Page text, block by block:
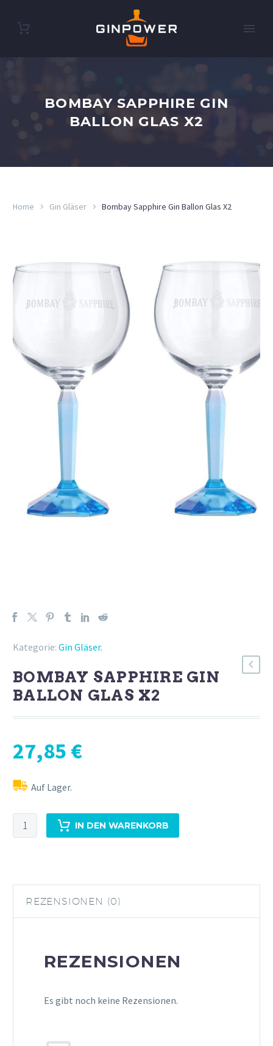
BOMBAY SAPPHIRE GIN
BALLON GLAS X2
Home Gin Gläser Bombay Sapphire Gin Ballon Glas X2
Kategorie: Gin Gläser.
BOMBAY SAPPHIRE GIN
BALLON GLAS X2
27,85 €
Auf Lager.
Bombay
Sapphire
IN DEN WARENKORB
REZENSIONEN (0)
REZENSIONEN
Es gibt noch keine Rezensionen.